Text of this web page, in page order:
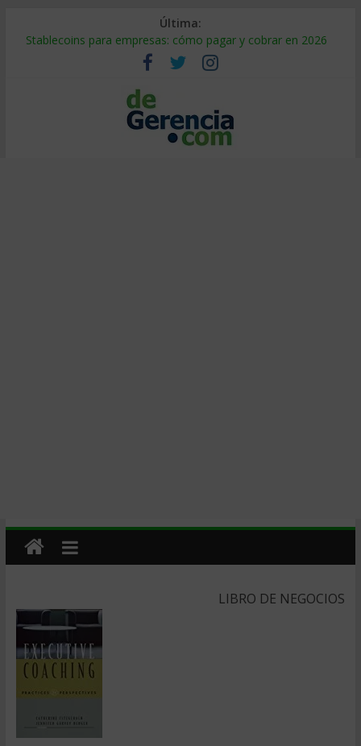
Última:
Stablecoins para empresas: cómo pagar y cobrar en 2026
Despido silencioso: qué es y por qué sale tan caro
IA en selección de personal: cómo auditarla a tiempo
Trabajo forzoso en la cadena de suministro: qué hacer
Mercado hispano de EE. UU.: cómo segmentarlo y venderle
LIBRO DE NEGOCIOS